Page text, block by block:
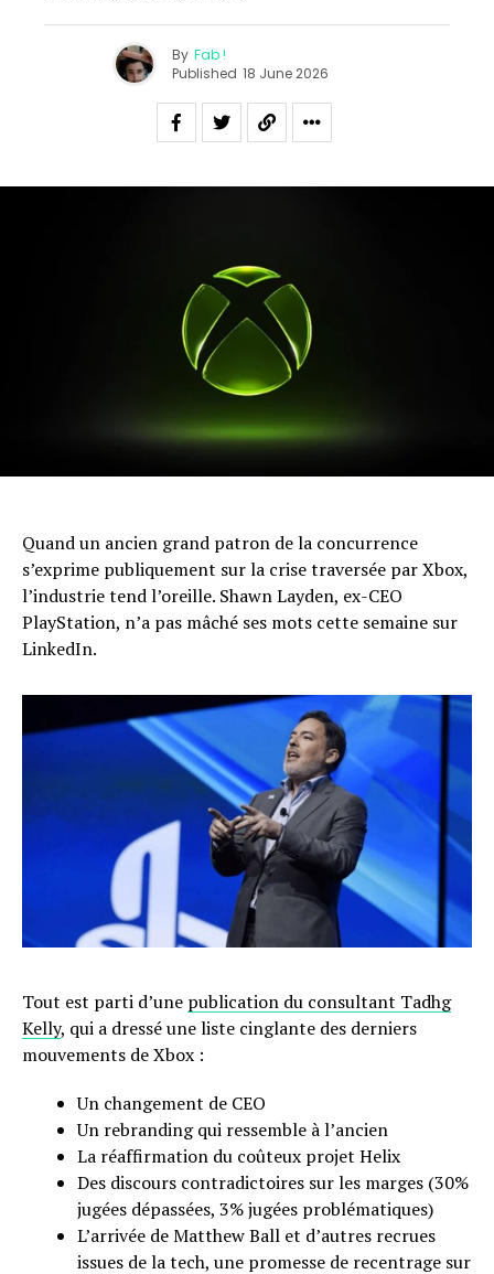
By Fab !
Published 18 June 2026
Quand un ancien grand patron de la concurrence
s’exprime publiquement sur la crise traversée par Xbox,
l’industrie tend l’oreille. Shawn Layden, ex-CEO
PlayStation, n’a pas mâché ses mots cette semaine sur
LinkedIn.
Tout est parti d’une publication du consultant Tadhg
Kelly, qui a dressé une liste cinglante des derniers
mouvements de Xbox :
Un changement de CEO
Un rebranding qui ressemble à l’ancien
La réaffirmation du coûteux projet Helix
Des discours contradictoires sur les marges (30%
jugées dépassées, 3% jugées problématiques)
L’arrivée de Matthew Ball et d’autres recrues
issues de la tech, une promesse de recentrage sur